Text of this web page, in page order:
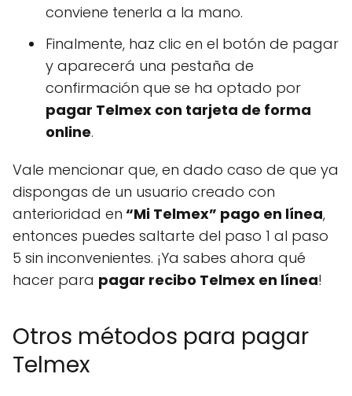
conviene tenerla a la mano.
Finalmente, haz clic en el botón de pagar
y aparecerá una pestaña de
confirmación que se ha optado por
pagar Telmex con tarjeta de forma
online.
Vale mencionar que, en dado caso de que ya
dispongas de un usuario creado con
anterioridad en “Mi Telmex” pago en línea,
entonces puedes saltarte del paso 1 al paso
5 sin inconvenientes. ¡Ya sabes ahora qué
hacer para pagar recibo Telmex en línea!
Otros métodos para pagar
Telmex